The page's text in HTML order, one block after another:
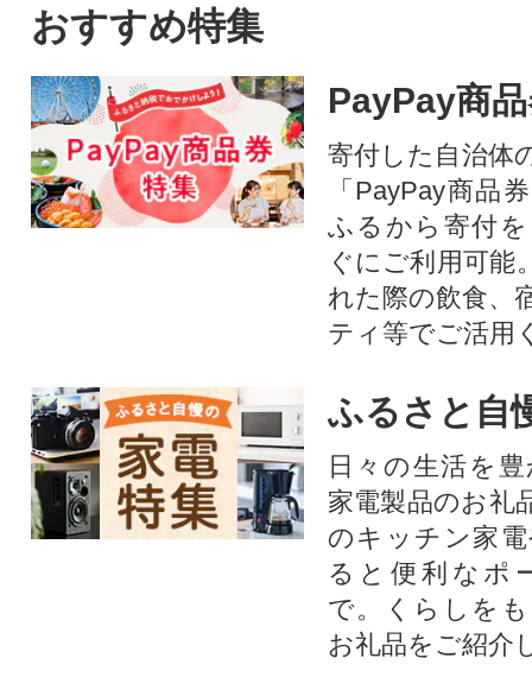
おすすめ特集
PayPay商
寄付した自治体
「PayPay商品
ふるから寄付
ぐにご利用可能
れた際の飲食、
ティ等でご活用
ふるさと自
日々の生活を
家電製品のお礼
のキッチン家
ると便利なポ
で。くらしを
お礼品をご紹介